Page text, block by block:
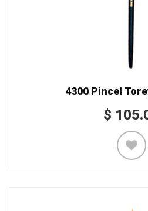
4300 Pincel
$